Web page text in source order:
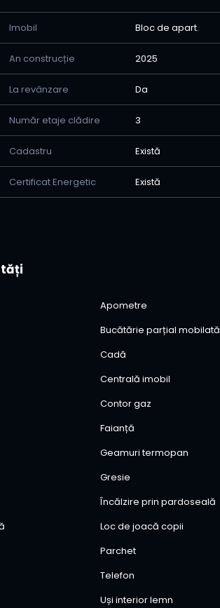
Imobil Bloc de apart.
An construcție 2025
La revânzare Da
Număr etaje clădire 3
Cadastru Există
Certificat Energetic Există
Apometre
Bucătărie parțial mobilată
Cadă
Centrală imobil
Contor gaz
Faianță
Geamuri termopan
Gresie
Încălzire prin pardoseală
Loc de joacă copii
Parchet
Telefon
Uși interior lemn